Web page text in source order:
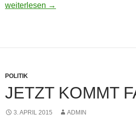
Milieuschutz für ganz Nord-Neukölln
weiterlesen →
POLITIK
JETZT KOMMT
3. APRIL 2015 ADMIN